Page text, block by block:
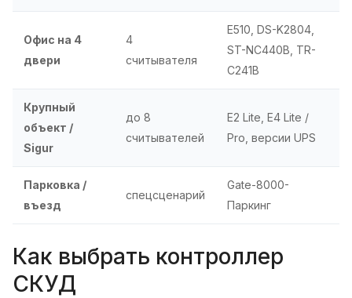
Офис на 4
двери
4
считывателя
E510, DS-K2804,
ST-NC440B, TR-
C241B
Крупный
объект /
Sigur
до 8
считывателей
E2 Lite, E4 Lite /
Pro, версии UPS
Парковка /
въезд
спецсценарий
Gate-8000-
Паркинг
Как выбрать контроллер
СКУД